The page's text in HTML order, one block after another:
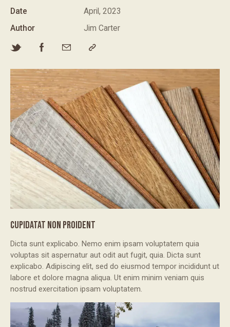
CUPIDATAT NON PROIDENT
Dicta sunt explicabo. Nemo enim ipsam voluptatem quia
voluptas sit aspernatur aut odit aut fugit, quia. Dicta sunt
explicabo. Adipiscing elit, sed do eiusmod tempor incididunt ut
labore et dolore magna aliqua. Ut enim minim veniam quis
nostrud exercitation ipsam voluptatem.
Date
April, 2023
Author
Jim Carter